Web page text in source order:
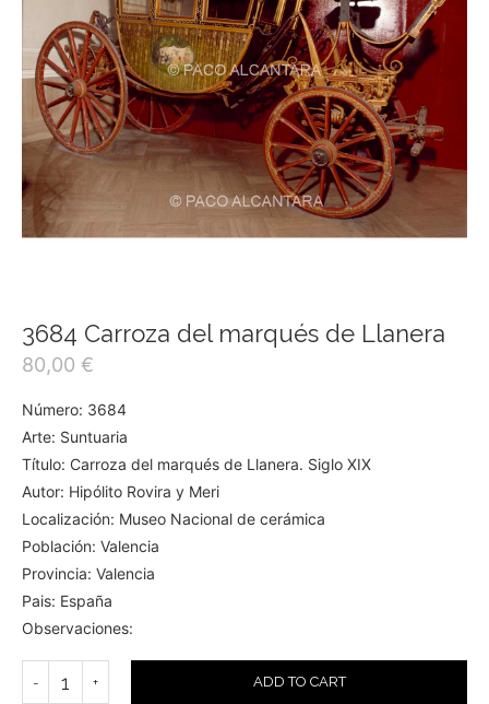
3684 Carroza del marqués de Llanera
80,00 €
Número: 3684
Arte: Suntuaria
Título: Carroza del marqués de Llanera. Siglo XIX
Autor: Hipólito Rovira y Meri
Localización: Museo Nacional de cerámica
Población: Valencia
Provincia: Valencia
Pais: España
Observaciones:
ADD TO CART